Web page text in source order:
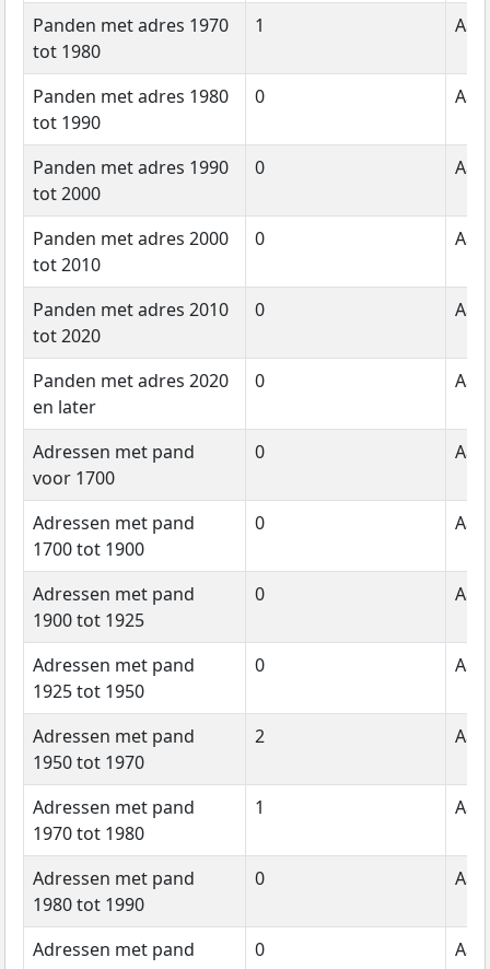
Panden met adres 1970
tot 1980
1
Panden met adres 1980
tot 1990
0
Panden met adres 1990
tot 2000
0
Panden met adres 2000
tot 2010
0
Panden met adres 2010
tot 2020
0
Panden met adres 2020
en later
0
Adressen met pand
voor 1700
0
Adressen met pand
1700 tot 1900
0
Adressen met pand
1900 tot 1925
0
Adressen met pand
1925 tot 1950
0
Adressen met pand
1950 tot 1970
2
Adressen met pand
1970 tot 1980
1
Adressen met pand
1980 tot 1990
0
Adressen met pand
0